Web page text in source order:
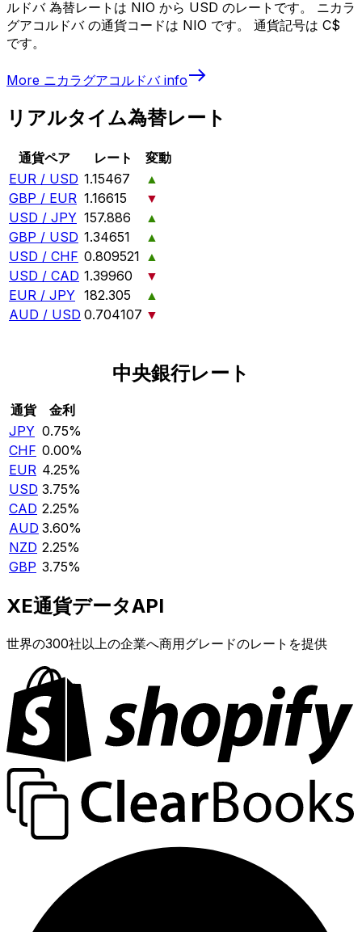
ルドバ 為替レートは NIO から USD のレートです。 ニカラ
グアコルドバ の通貨コードは NIO です。 通貨記号は C$
です。
More ニカラグアコルドバinfo
リアルタイム為替レート
通貨ペア レート
変動
EUR / USD 1.15467
▲
GBP / EUR 1.16615
▼
USD / JPY 157.886
▲
GBP / USD 1.34651
▲
USD / CHF 0.809521 ▲
USD / CAD 1.39960
▼
EUR / JPY 182.305
▲
AUD / USD 0.704107 ▼
中央銀行レート
通貨
金利
JPY 0.75%
CHF 0.00%
EUR 4.25%
USD 3.75%
CAD 2.25%
AUD 3.60%
NZD 2.25%
GBP 3.75%
XE通貨データAPI
世界の300社以上の企業へ商用グレードのレートを提供